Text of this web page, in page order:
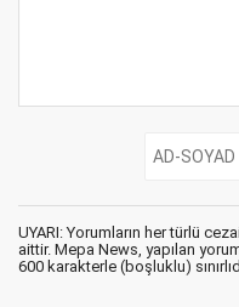
UYARI: Yorumların her türlü
aittir. Mepa News, yapılan
600 karakterle (boşluklu)